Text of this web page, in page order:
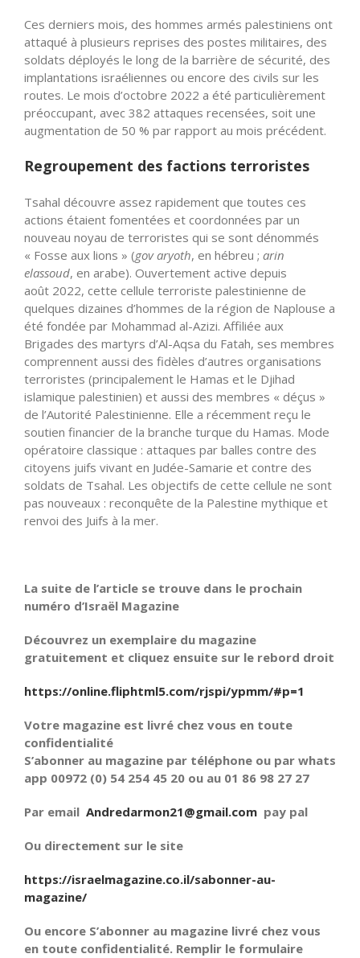
Ces derniers mois, des hommes armés palestiniens ont
attaqué à plusieurs reprises des postes militaires, des
soldats déployés le long de la barrière de sécurité, des
implantations israéliennes ou encore des civils sur les
routes. Le mois d’octobre 2022 a été particulièrement
préoccupant, avec 382 attaques recensées, soit une
augmentation de 50 % par rapport au mois précédent.
Regroupement des factions terroristes
Tsahal découvre assez rapidement que toutes ces
actions étaient fomentées et coordonnées par un
nouveau noyau de terroristes qui se sont dénommés
« Fosse aux lions » (gov aryoth, en hébreu ; arin
elassoud, en arabe). Ouvertement active depuis
août 2022, cette cellule terroriste palestinienne de
quelques dizaines d’hommes de la région de Naplouse a
été fondée par Mohammad al-Azizi. Affiliée aux
Brigades des martyrs d’Al-Aqsa du Fatah, ses membres
comprennent aussi des fidèles d’autres organisations
terroristes (principalement le Hamas et le Djihad
islamique palestinien) et aussi des membres « déçus »
de l’Autorité Palestinienne. Elle a récemment reçu le
soutien financier de la branche turque du Hamas. Mode
opératoire classique : attaques par balles contre des
citoyens juifs vivant en Judée-Samarie et contre des
soldats de Tsahal. Les objectifs de cette cellule ne sont
pas nouveaux : reconquête de la Palestine mythique et
renvoi des Juifs à la mer.
La suite de l’article se trouve dans le prochain
numéro d’Israël Magazine
Découvrez un exemplaire du magazine
gratuitement et cliquez ensuite sur le rebord droit
https://online.fliphtml5.com/rjspi/ypmm/#p=1
Votre magazine est livré chez vous en toute
confidentialité
S’abonner au magazine par téléphone ou par whats
app 00972 (0) 54 254 45 20 ou au 01 86 98 27 27
Par email Andredarmon21@gmail.com pay pal
Ou directement sur le site
https://israelmagazine.co.il/sabonner-au-
magazine/
Ou encore S’abonner au magazine livré chez vous
en toute confidentialité. Remplir le formulaire